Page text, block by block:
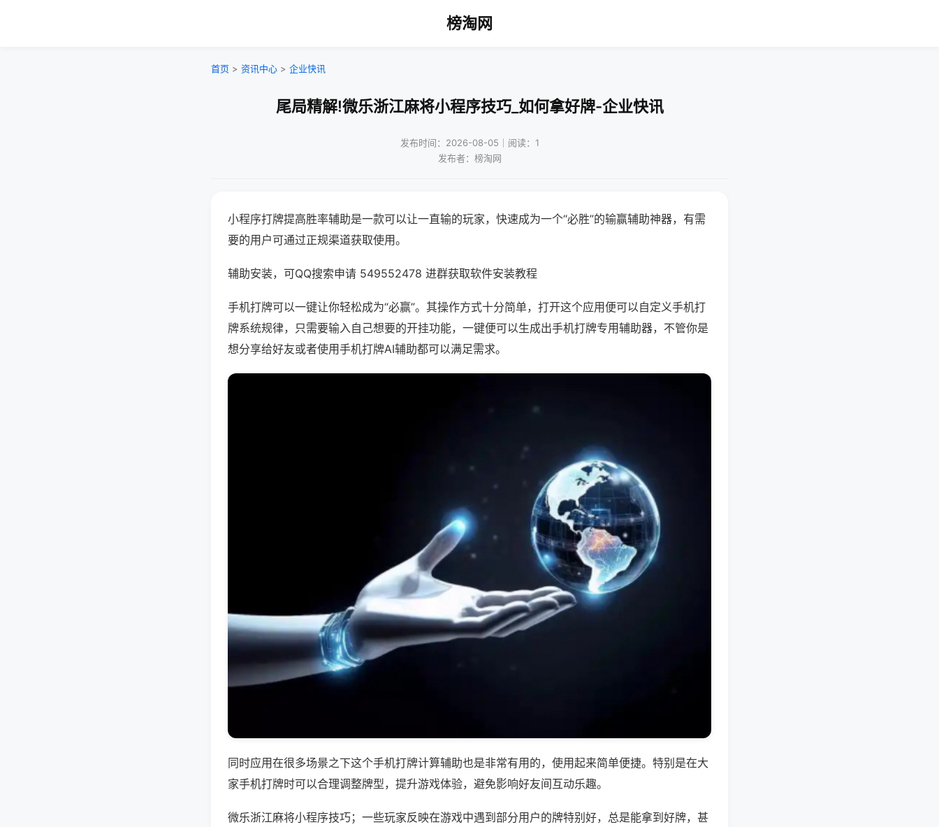
榜淘网
首页 > 资讯中心 > 企业快讯
尾局精解!微乐浙江麻将小程序技巧_如何拿好牌-企业快讯
发布时间：2026-08-05｜阅读：1
发布者：榜淘网
小程序打牌提高胜率辅助是一款可以让一直输的玩家，快速成为一个“必胜”的输赢辅助神器，有需
要的用户可通过正规渠道获取使用。
辅助安装，可QQ搜索申请 549552478 进群获取软件安装教程
手机打牌可以一键让你轻松成为“必赢”。其操作方式十分简单，打开这个应用便可以自定义手机打
牌系统规律，只需要输入自己想要的开挂功能，一键便可以生成出手机打牌专用辅助器，不管你是
想分享给好友或者使用手机打牌AI辅助都可以满足需求。
同时应用在很多场景之下这个手机打牌计算辅助也是非常有用的，使用起来简单便捷。特别是在大
家手机打牌时可以合理调整牌型，提升游戏体验，避免影响好友间互动乐趣。
微乐浙江麻将小程序技巧；一些玩家反映在游戏中遇到部分用户的牌特别好，总是能拿到好牌，甚